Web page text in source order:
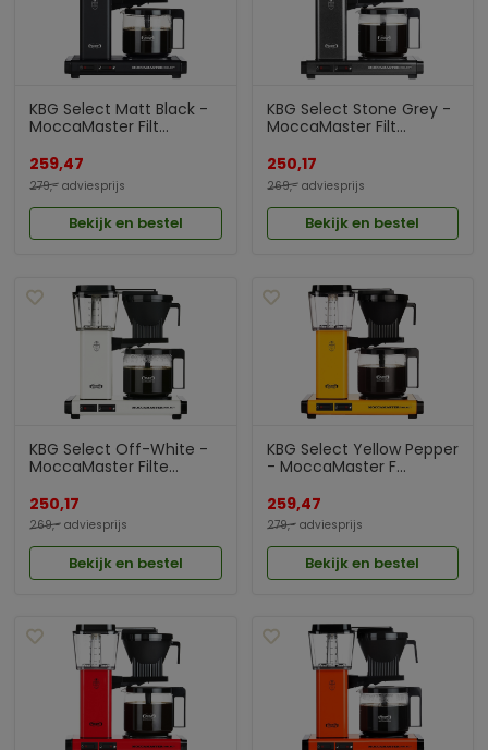
KBG Select Matt Black -
MoccaMaster Filt...
259,47
279,- adviesprijs
Bekijk en bestel
KBG Select Stone Grey -
MoccaMaster Filt...
250,17
269,-adviesprijs
Bekijk en bestel
KBG Select Off-White -
MoccaMaster Filte...
250,17
269,- adviesprijs
Bekijk en bestel
KBG Select Yellow Pepper
- MoccaMaster F...
259,47
279,-adviesprijs
Bekijk en bestel